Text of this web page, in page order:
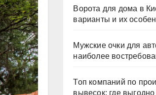
Ворота для дома в
варианты и их
Мужские очки для
наиболее
Топ компаний по
вывесок: где